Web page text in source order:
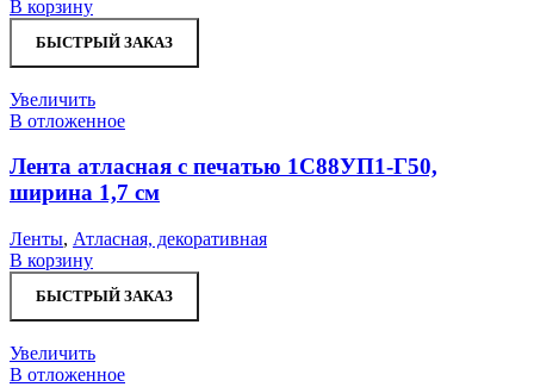
В корзину
БЫСТРЫЙ ЗАКАЗ
Увеличить
В отложенное
Лента атласная с печатью 1С88УП1-Г50,
ширина 1,7 см
Ленты, Атласная, декоративная
В корзину
БЫСТРЫЙ ЗАКАЗ
Увеличить
В отложенное